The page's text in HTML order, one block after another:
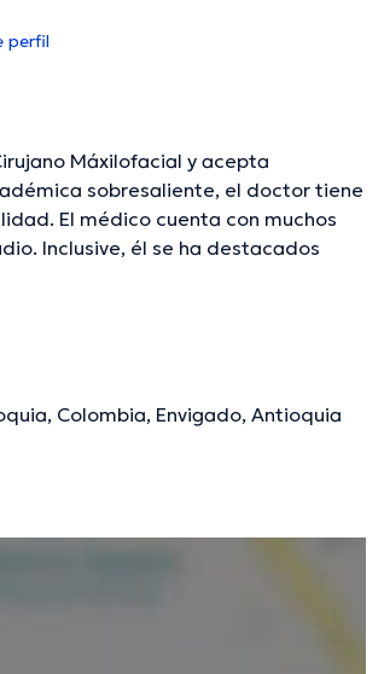
perfil
Máxilofacial y acepta
sobresaliente, el doctor tiene
El médico cuenta con muchos
Inclusive, él se ha destacados
Español.
Colombia, Envigado, Antioquia